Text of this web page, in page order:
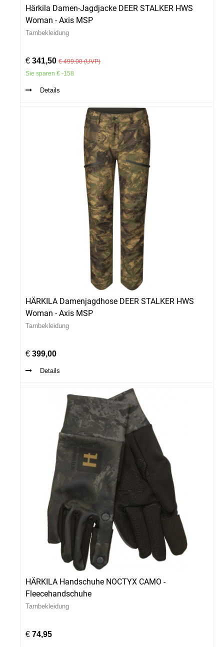
Härkila Damen-Jagdjacke DEER STALKER HWS
Woman - Axis MSP
Tarnbekleidung
€ 341,50 € 499.00 (UVP)
Sie sparen € -158
Details
HÄRKILA Damenjagdhose DEER STALKER HWS
Woman - Axis MSP
Tarnbekleidung
€ 399,00
Details
HÄRKILA Handschuhe NOCTYX CAMO -
Fleecehandschuhe
Tarnbekleidung
€ 74,95